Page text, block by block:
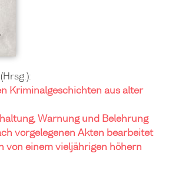
Kriminalgeschichten aus alter
Warnung und Belehrung
vorgelegenen Akten bearbeitet
von einem vieljährigen höhern